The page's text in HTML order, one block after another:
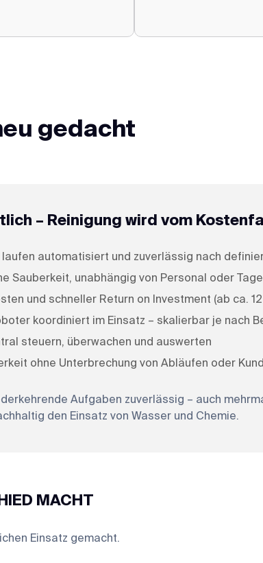
gedacht
– Reinigung wird vom
automatisiert und zuverlässig nach
Sauberkeit, unabhängig von Personal oder
und schneller Return on Investment (ab ca.
koordiniert im Einsatz – skalierbar je nach
steuern, überwachen und auswerten
ohne Unterbrechung von Abläufen oder
Aufgaben zuverlässig – auch
den Einsatz von Wasser und Chemie.
MACHT
Einsatz gemacht.